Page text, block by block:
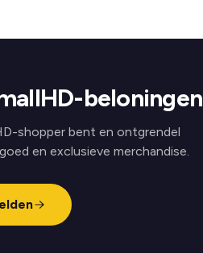
beloningen
shopper bent en ontgrendel
en exclusieve merchandise.